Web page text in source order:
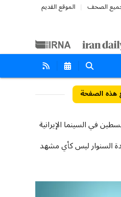
الصحف الموقع القديم
هذه الصفحة
في السينما الإيرانية
السنوار ليس كأي مشهد